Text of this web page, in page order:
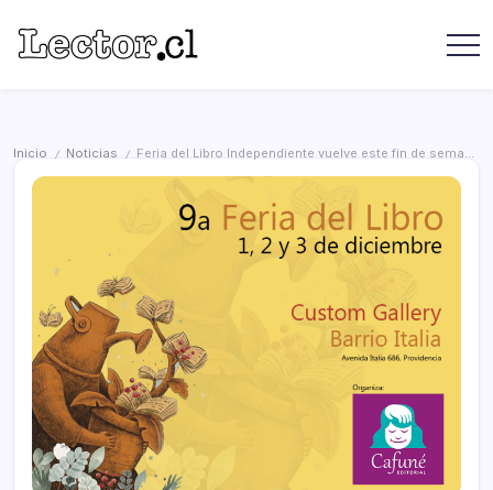
contenido
de
editoriales
Chilena
Inicio / Noticias / Feria del Libro Independiente vuelve este fin de semana a Custom Gallery en Barrio Italia